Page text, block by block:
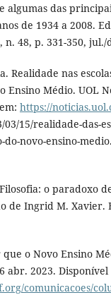
algumas das
de 1934 a 2008.
48, p. 331-350, jul./
Realidade nas
Ensino Médio. UOL
https://
15/realidade-das-
do-novo-ensino-
o paradoxo
de Ingrid M. Xavier.
que o Novo Ensino
abr. 2023. Disponível
comunicacoes/